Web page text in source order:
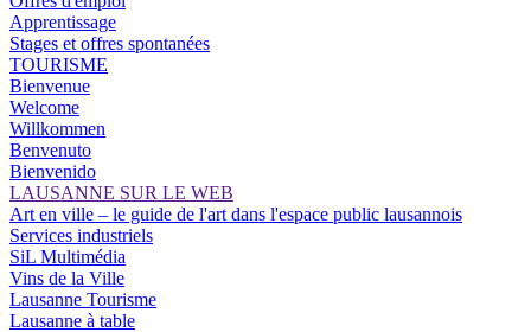
Apprentissage
Stages et offres spontanées
TOURISME
Bienvenue
Welcome
Willkommen
Benvenuto
Bienvenido
LAUSANNE SUR LE WEB
Art en ville – le guide de l'art dans l'espace public lausannois
Services industriels
SiL Multimédia
Vins de la Ville
Lausanne Tourisme
Lausanne à table